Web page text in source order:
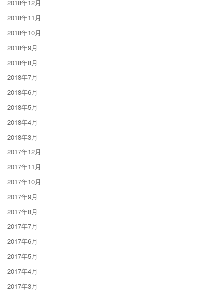
2018年12月
2018年11月
2018年10月
2018年9月
2018年8月
2018年7月
2018年6月
2018年5月
2018年4月
2018年3月
2017年12月
2017年11月
2017年10月
2017年9月
2017年8月
2017年7月
2017年6月
2017年5月
2017年4月
2017年3月